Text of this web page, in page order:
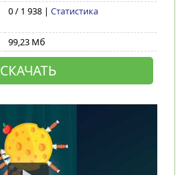
0 / 1 938 | Статистика
99,23 Мб
СКАЧАТЬ